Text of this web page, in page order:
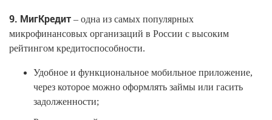
9. МигКредит – одна из самых популярных
микрофинансовых организаций в России с высоким
рейтингом кредитоспособности.
Удобное и функциональное мобильное приложение,
через которое можно оформлять займы или гасить
задолженности;